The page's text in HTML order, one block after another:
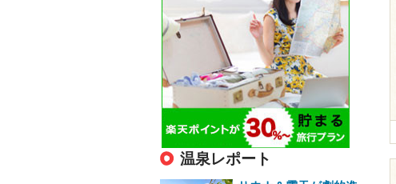
温泉レポート